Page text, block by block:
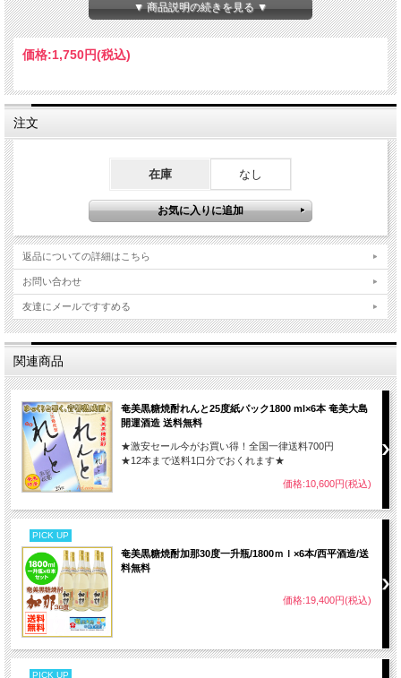
▼ 商品説明の続きを見る ▼
価格:1,750円(税込)
注文
在庫 なし
返品についての詳細はこちら
お問い合わせ
友達にメールですすめる
関連商品
奄美黒糖焼酎れんと25度紙パック1800 ml×6本 奄美大島
開運酒造 送料無料
★激安セール今がお買い得！全国一律送料700円
★12本まで送料1口分でおくれます★
価格:10,600円(税込)
PICK UP
奄美黒糖焼酎加那30度一升瓶/1800ｍｌ×6本/西平酒造/送
料無料
価格:19,400円(税込)
PICK UP